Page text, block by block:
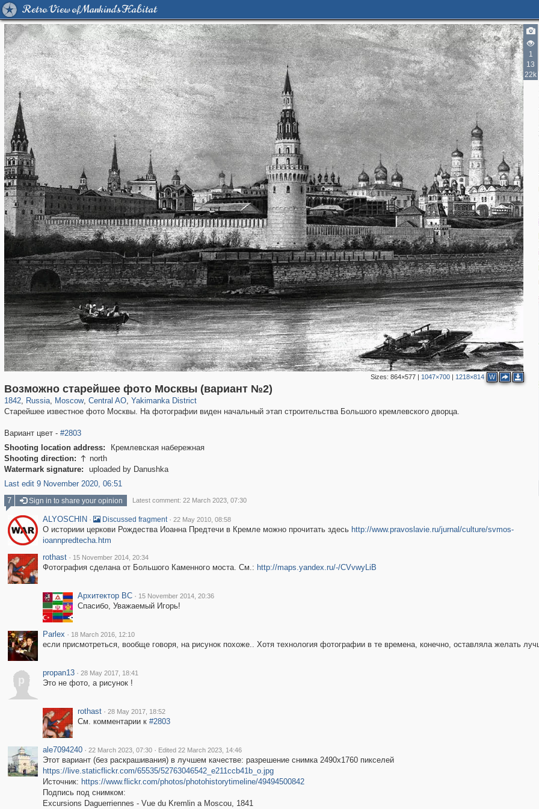
Retro View of Mankind's Habitat
1
13
22k
Sizes: 864×577| 1047×700| 1218×814 W
Возможно старейшее фото Москвы (вариант №2)
1842, Russia
1,406,258 29,243
, Moscow
319,780 8,286
, Central AO
159,978 5,916
, Yakimanka District
13,375 458
Старейшее известное фото Москвы. На фотографии виден начальный этап строительства Большого кремлевского дворца.
Вариант цвет - #2803
Shooting location address:
Кремлевская набережная
Shooting direction:  north
Watermark signature:
uploaded by Danushka
Last edit 9 November 2020, 06:51
2
5
3
7 Sign in to share your opinion Latest comment: 22 March 2023, 07:30
ALYOSCHIN · Discussed fragment · 22 May 2010, 08:58
О историии церкови Рождества Иоанна Предтечи в Кремле можно прочитать здесь http://www.pravoslavie.ru/jurnal/culture/svmos-
ioannpredtecha.htm
rothast · 15 November 2014, 20:34
Фотография сделана от Большого Каменного моста. См.: http://maps.yandex.ru/-/CVvwyLiB
Архитектор ВС · 15 November 2014, 20:36
Спасибо, Уважаемый Игорь!
Parlex · 18 March 2016, 12:10
если присмотреться, вообще говоря, на рисунок похоже.. Хотя технология фотографии в те времена, конечно, оставляла желать
p
propan13 · 28 May 2017, 18:41
Это не фото, а рисунок !
rothast · 28 May 2017, 18:52
См. комментарии к #2803
ale7094240 · 22 March 2023, 07:30 · Edited 22 March 2023, 14:46
Этот вариант (без раскрашивания) в лучшем качестве: разрешение снимка 2490х1760 пикселей
https://live.staticflickr.com/65535/52763046542_e211ccb41b_o.jpg
Источник: https://www.flickr.com/photos/photohistorytimeline/49494500842
Подпись под снимком:
Excursions Daguerriennes - Vue du Kremlin a Moscou, 1841